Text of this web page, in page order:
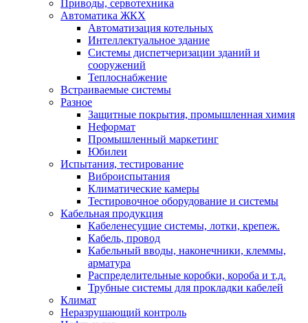
Приводы, сервотехника
Автоматика ЖКХ
Автоматизация котельных
Интеллектуальное здание
Системы диспетчеризации зданий и
сооружений
Теплоснабжение
Встраиваемые системы
Разное
Защитные покрытия, промышленная химия
Неформат
Промышленный маркетинг
Юбилеи
Испытания, тестирование
Виброиспытания
Климатические камеры
Тестировочное оборудование и системы
Кабельная продукция
Кабеленесущие системы, лотки, крепеж.
Кабель, провод
Кабельный вводы, наконечники, клеммы,
арматура
Распределительные коробки, короба и т.д.
Трубные системы для прокладки кабелей
Климат
Неразрушающий контроль